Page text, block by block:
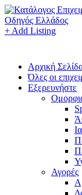
+ Add Listing
Αρχική
Όλες οι
Εξερευνήστε
Αγορές